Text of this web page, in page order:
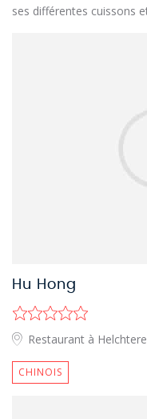
ses différentes cuissons
Hu Hong
Restaurant à
CHINOIS